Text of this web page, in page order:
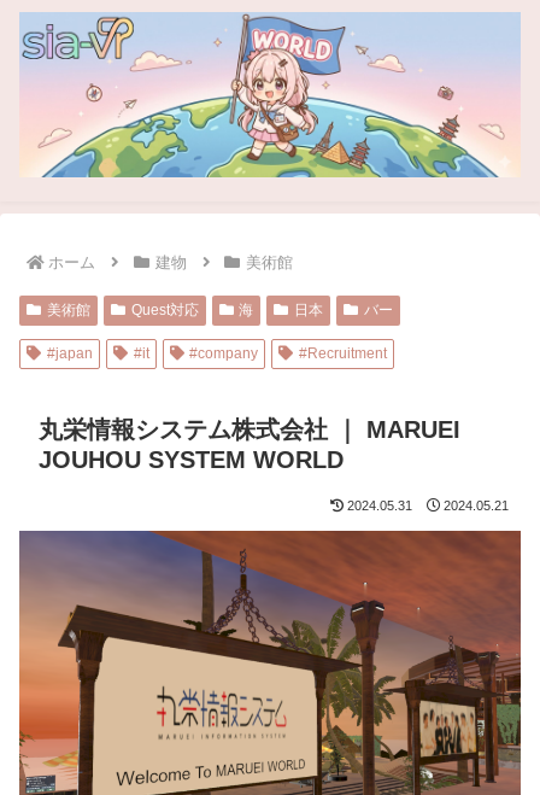
ホーム 建物 美術館
美術館 Quest対応 海 日本 バー
#japan #it #company #Recruitment
丸栄情報システム株式会社 ｜ MARUEI
JOUHOU SYSTEM WORLD
2024.05.31 2024.05.21